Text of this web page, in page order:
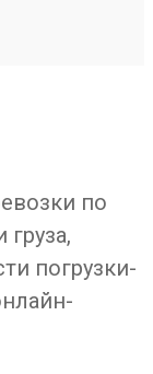
по
погрузки-